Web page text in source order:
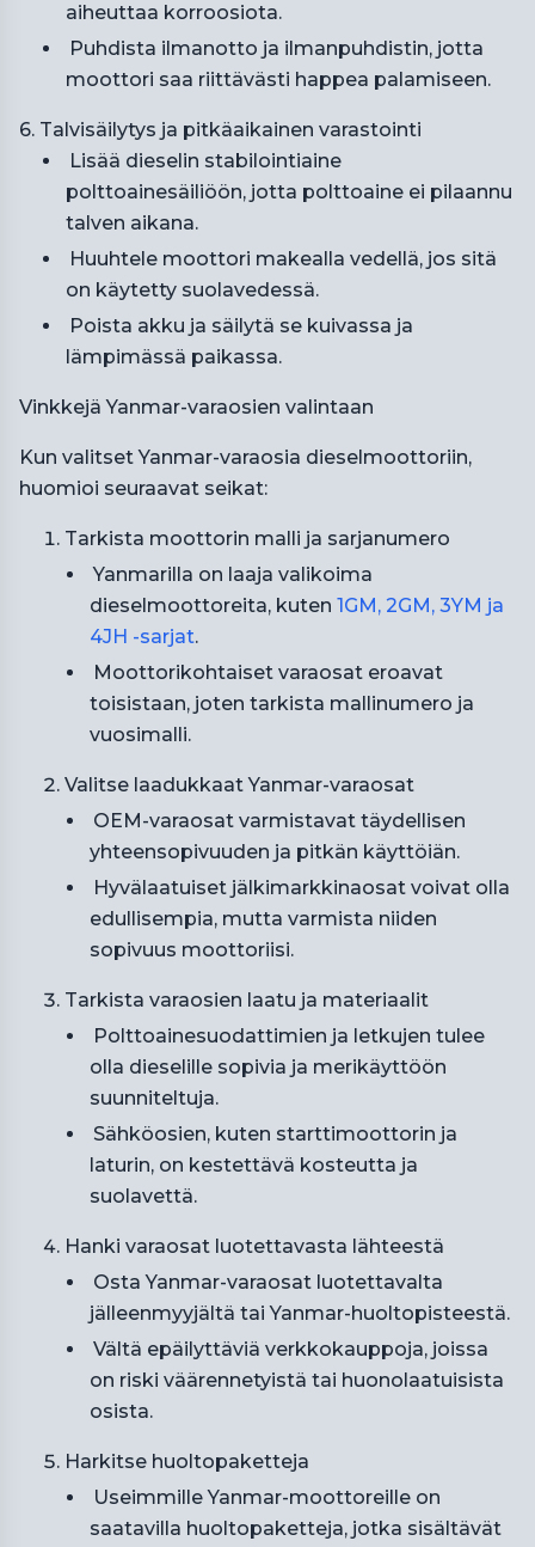
aiheuttaa korroosiota.
Puhdista ilmanotto ja ilmanpuhdistin, jotta
moottori saa riittävästi happea palamiseen.
6. Talvisäilytys ja pitkäaikainen varastointi
Lisää dieselin stabilointiaine
polttoainesäiliöön, jotta polttoaine ei pilaannu
talven aikana.
Huuhtele moottori makealla vedellä, jos sitä
on käytetty suolavedessä.
Poista akku ja säilytä se kuivassa ja
lämpimässä paikassa.
Vinkkejä Yanmar-varaosien valintaan
Kun valitset Yanmar-varaosia dieselmoottoriin,
huomioi seuraavat seikat:
Tarkista moottorin malli ja sarjanumero
Yanmarilla on laaja valikoima
dieselmoottoreita, kuten1GM, 2GM, 3YM ja
4JH -sarjat.
Moottorikohtaiset varaosat eroavat
toisistaan, joten tarkista mallinumero ja
vuosimalli.
Valitse laadukkaat Yanmar-varaosat
OEM-varaosat varmistavat täydellisen
yhteensopivuuden ja pitkän käyttöiän.
Hyvälaatuiset jälkimarkkinaosat voivat olla
edullisempia, mutta varmista niiden
sopivuus moottoriisi.
Tarkista varaosien laatu ja materiaalit
Polttoainesuodattimien ja letkujen tulee
olla dieselille sopivia ja merikäyttöön
suunniteltuja.
Sähköosien, kuten starttimoottorin ja
laturin, on kestettävä kosteutta ja
suolavettä.
Hanki varaosat luotettavasta lähteestä
Osta Yanmar-varaosat luotettavalta
jälleenmyyjältä tai Yanmar-huoltopisteestä.
Vältä epäilyttäviä verkkokauppoja, joissa
on riski väärennetyistä tai huonolaatuisista
osista.
Harkitse huoltopaketteja
Useimmille Yanmar-moottoreille on
saatavilla huoltopaketteja, jotka sisältävät